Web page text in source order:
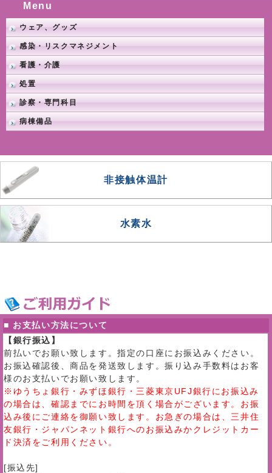
Menu
ウェア、グッズ
感染・リスクマネジメント
看護・介護
処置
診察・専門科目
病棟備品
非接触体温計
水素水
■ お支払い方法について
【銀行振込】
前払いでお願い致します。指定の口座にお振込みください。
お振込確認後、商品を発送致します。振り込み手数料はお客
様のお支払いでお願い致します。
※ゆうちょ銀行・みずほ銀行・三菱東京UFJ銀行にお振込み
の場合は、確認までにお時間を頂く場合がございます。お振
込み後にご連絡を御願い致します。お急ぎの場合は、三井住
友銀行・ジャパンネット銀行へのお振込みかクレジットカー
ド決済をご利用ください。
[振込先]